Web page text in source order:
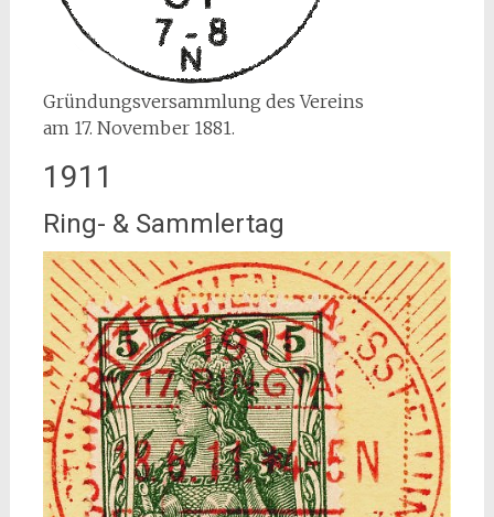
Gründungsversammlung des Vereins
am 17. November 1881.
1911
Ring- & Sammlertag